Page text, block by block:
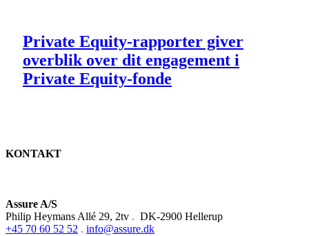
Private Equity-rapporter giver
overblik over dit engagement i
Private Equity-fonde
KONTAKT
Assure A/S
Philip Heymans Allé 29, 2tv . DK-2900 Hellerup
+45 70 60 52 52 . info@assure.dk